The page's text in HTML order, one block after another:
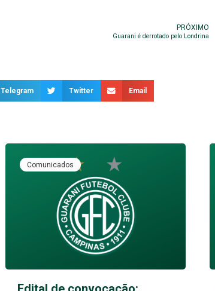
PRÓXIMO
Guarani é derrotado pelo Londrina
Telegram Twitter Email
Comunicados